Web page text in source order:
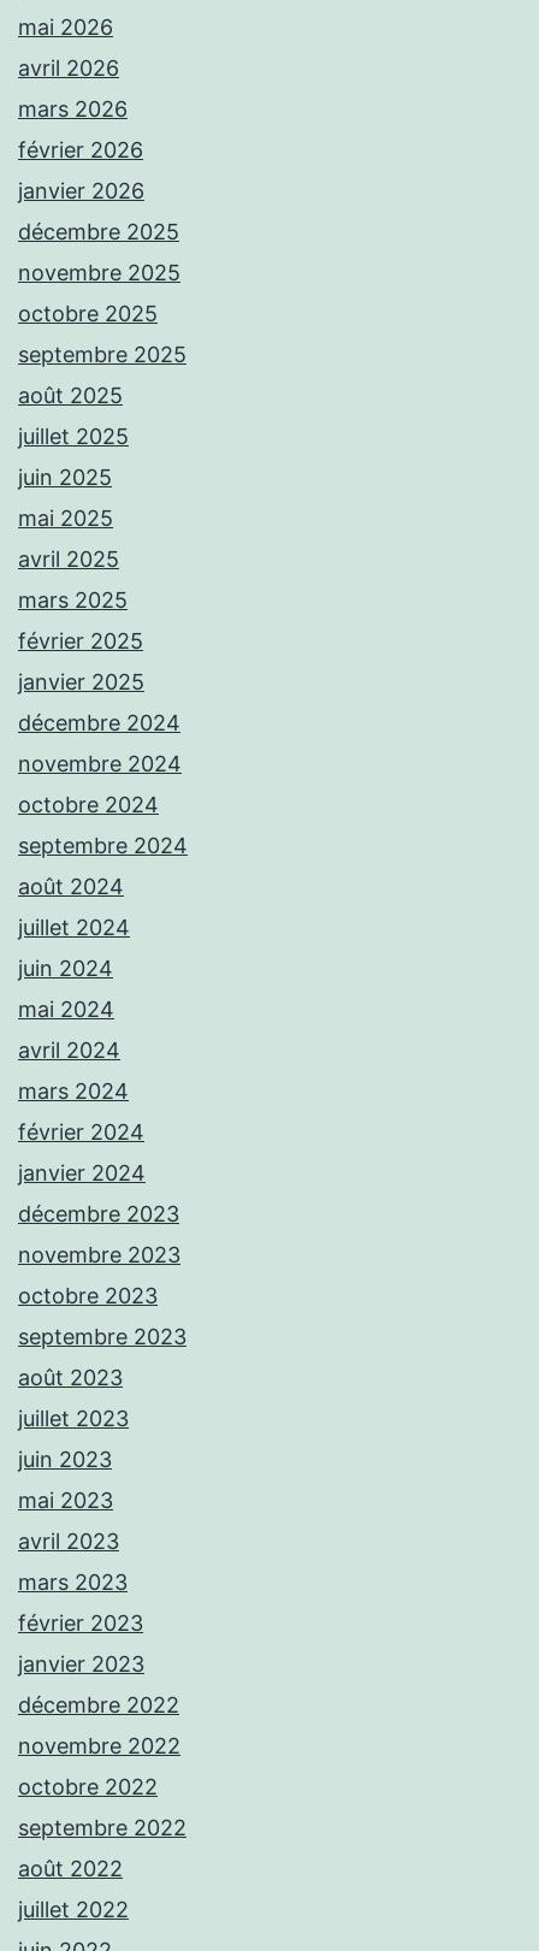
mai 2026
avril 2026
mars 2026
février 2026
janvier 2026
décembre 2025
novembre 2025
octobre 2025
septembre 2025
août 2025
juillet 2025
juin 2025
mai 2025
avril 2025
mars 2025
février 2025
janvier 2025
décembre 2024
novembre 2024
octobre 2024
septembre 2024
août 2024
juillet 2024
juin 2024
mai 2024
avril 2024
mars 2024
février 2024
janvier 2024
décembre 2023
novembre 2023
octobre 2023
septembre 2023
août 2023
juillet 2023
juin 2023
mai 2023
avril 2023
mars 2023
février 2023
janvier 2023
décembre 2022
novembre 2022
octobre 2022
septembre 2022
août 2022
juillet 2022